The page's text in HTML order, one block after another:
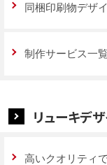
同梱印刷物デザ
制作サービス一覧
リューキデ
高いクオリティ